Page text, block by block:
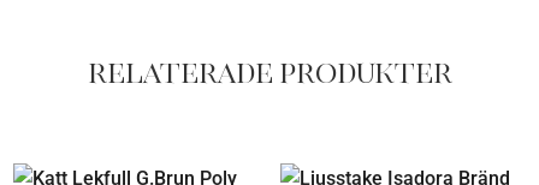
Relaterade produkter